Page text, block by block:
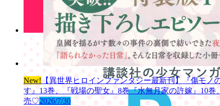
New! 【異世界ヒロインファンタジー最新刊】『傷モ
す』13巻、『戦場の聖女』8巻『水無月家の許嫁』10
売♡2026/7/30